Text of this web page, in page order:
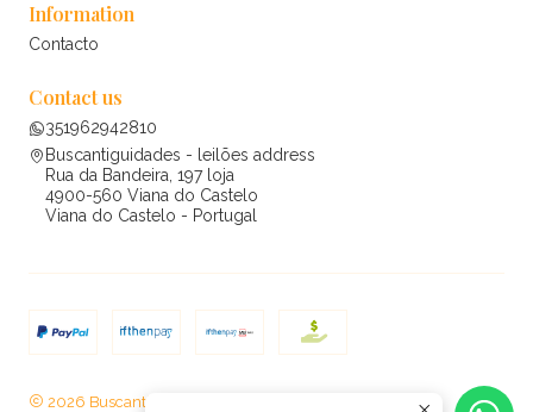
Information
Contacto
Contact us
351962942810
Buscantiguidades - leilões address
Rua da Bandeira, 197 loja
4900-560 Viana do Castelo
Viana do Castelo - Portugal
2026 Buscantiguidades - leilões .